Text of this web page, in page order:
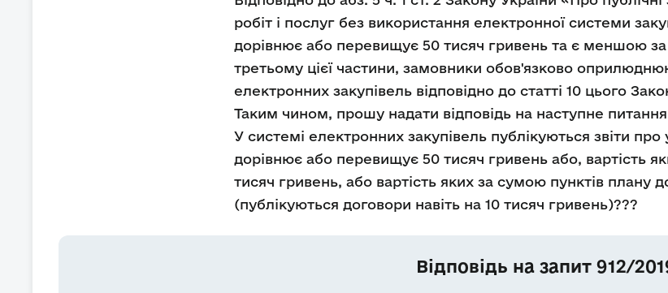
робіт і послуг без використання електронної системи
дорівнює або перевищує 50 тисяч гривень та є меншою за
третьому цієї частини, замовники обов'язково
електронних закупівель відповідно до статті 10 цього
Таким чином, прошу надати відповідь на наступне
У системі електронних закупівель публікуються звіти
дорівнює або перевищує 50 тисяч гривень або, вартість
тисяч гривень, або вартість яких за сумою пунктів плану
(публікуються договори навіть на 10 тисяч гривень)???
Відповідь на запит 912/